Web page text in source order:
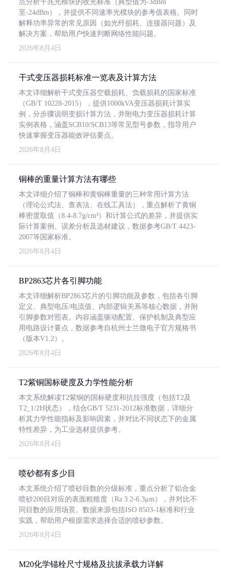
点分析千兆光模块的收光标准（典型值为-3dBm
至-24dBm），并提供不同速率光模块的参考值表格。同时
解释功率异常的常见原因（如光纤损耗、连接器问题）及
解决方案，帮助用户快速判断网络性能问题。
2026年8月4日
干式变压器损耗标准一览表及计算方法
本文详细解析干式变压器空载损耗、负载损耗的国家标准
（GB/T 10228-2015），提供1000kVA变压器损耗计算实
例，分步骤说明变损计算方法，并附电力变压器损耗计算
实例表格，涵盖SCB10/SCB13等常见型号参数，指导用户
快速掌握变压器能效评估要点。
2026年8月4日
铜棒的重量计算方法有哪些
本文详细介绍了铜棒和黄铜棒重量的三种常用计算方法
（理论公式法、查表法、在线工具法），重点解析了黄铜
棒密度取值（8.4-8.7g/cm³）和计算公式的差异，并提供实
际计算案例、误差分析及选材建议，数据参考GB/T 4423-
2007等国家标准。
2026年8月4日
BP2863芯片各引脚功能
本文详细解析BP2863芯片的引脚功能及参数，包括各引脚
定义、典型电压/电流值、内部逻辑关系等核心数据，并附
引脚参数对照表。内容涵盖驱动配置、保护机制及典型应
用电路设计要点，数据参考自杭州士兰微电子官方规格书
（版本V1.2）。
2026年8月4日
T2紫铜国标硬度及力学性能分析
本文系统解读T2紫铜的国标硬度和抗拉强度（包括T2及
T2_1/2H状态），结合GB/T 5231-2012标准数据，详细分
析其力学性能指标及影响因素，并对比不同状态下的金属
特性差异，为工业选材提供参考。
2026年8月4日
喷砂都有多少目
本文系统介绍了喷砂目数的分级标准，重点分析了铝合金
喷砂200目对应的表面粗糙度（Ra 3.2-6.3μm），并对比不
同目数的应用场景。数据来源包括ISO 8503-1标准和行业
实践，帮助用户根据需求选择合适的喷砂参数。
2026年8月4日
M20化学锚栓尺寸规格及抗拔承载力详解